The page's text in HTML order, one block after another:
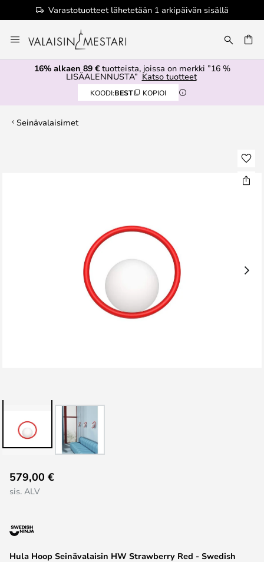
Varastotuotteet lähetetään 1 arkipäivän sisällä
to
Content
16% alkaen 89 €tuotteista, joissa on merkki ”16 %
LISÄALENNUSTA” Katso tuotteet
KOODI:BEST KOPIOI
Seinävalaisimet
to
the
the
images
Hula Hoop Seinävalaisin HW Strawberry Red - Swedish
579,00 €
sis. ALV